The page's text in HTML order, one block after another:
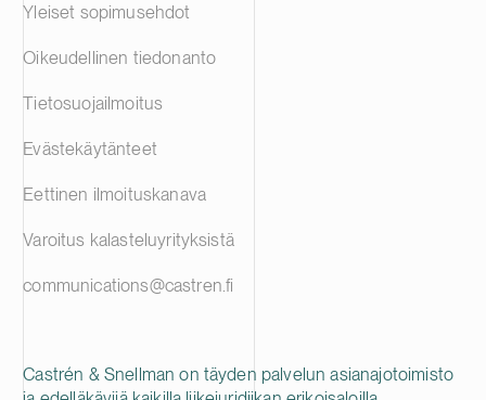
Castrén & Snellman on täyden palvelun asianajotoimisto
Yleiset sopimusehdot
Oikeudellinen tiedonanto
Tietosuojailmoitus
Evästekäytänteet
Eettinen ilmoituskanava
Varoitus kalasteluyrityksistä
communications@castren.fi